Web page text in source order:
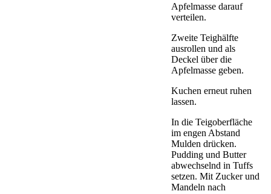
Apfelmasse darauf
verteilen.
Zweite Teighälfte
ausrollen und als
Deckel über die
Apfelmasse geben.
Kuchen erneut ruhen
lassen.
In die Teigoberfläche
im engen Abstand
Mulden drücken.
Pudding und Butter
abwechselnd in Tuffs
setzen. Mit Zucker und
Mandeln nach